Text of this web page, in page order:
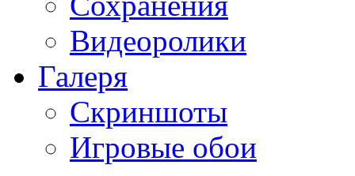
Видеоролики
Галеря
Скриншоты
Игровые обои